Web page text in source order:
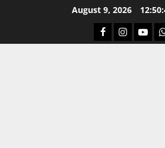
August 9, 2026
Facebook
Instagram